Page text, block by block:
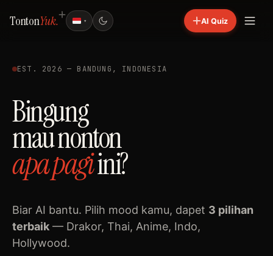
TontonYuk. ▾ AI Quiz
EST. 2026 — BANDUNG, INDONESIA
Bingung
mau nonton
apapagiini?
Biar AI bantu. Pilih mood kamu, dapet 3 pilihan
terbaik — Drakor, Thai, Anime, Indo,
Hollywood.